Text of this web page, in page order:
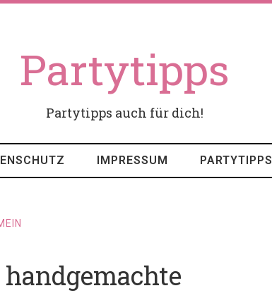
Partytipps
Partytipps auch für dich!
IMPRESSUM PARTYTIPPS